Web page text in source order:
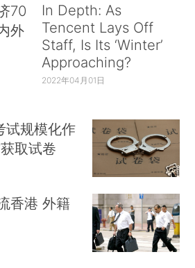
70
外
In Depth: As
Tencent Lays Off
Staff, Is Its ‘Winter’
Approaching?
2022年04月01日
试规模化作
取试卷
香港 外籍